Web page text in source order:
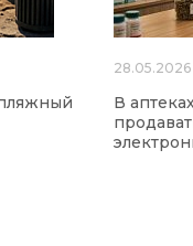
28.05.2026
В